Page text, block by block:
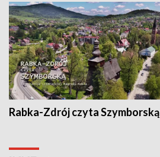
Rabka-Zdrój czyta Szymborską